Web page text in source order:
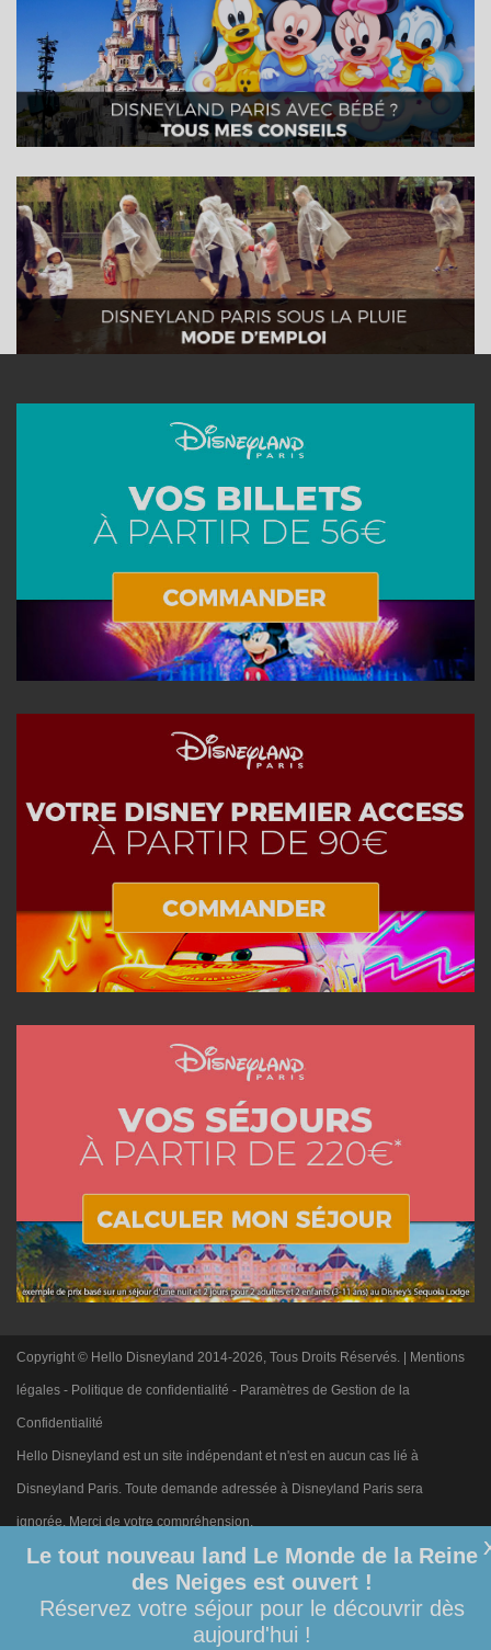
Copyright © Hello Disneyland 2014-2026, Tous Droits Réservés. | Mentions
légales - Politique de confidentialité - Paramètres de Gestion de la
Confidentialité
Hello Disneyland est un site indépendant et n'est en aucun cas lié à
Disneyland Paris. Toute demande adressée à Disneyland Paris sera
ignorée. Merci de votre compréhension.
Le tout nouveau land Le Monde de la Reine
des Neiges est ouvert !
Réservez votre séjour pour le découvrir dès
aujourd'hui !